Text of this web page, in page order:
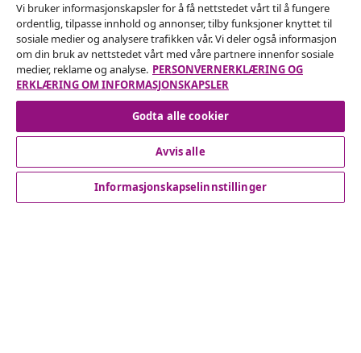
Angre på kontrakten
Send inn en angrerett for bestillingen din.
Angre på kontrakten
Kundeservice
Vi bruker informasjonskapsler for å få nettstedet vårt til å fungere
ordentlig, tilpasse innhold og annonser, tilby funksjoner knyttet til
sosiale medier og analysere trafikken vår. Vi deler også informasjon
om din bruk av nettstedet vårt med våre partnere innenfor sosiale
medier, reklame og analyse. PERSONVERNERKLÆRING OG
ERKLÆRING OM INFORMASJONSKAPSLER
Godta alle cookier
Avvis alle
Informasjonskapselinnstillinger